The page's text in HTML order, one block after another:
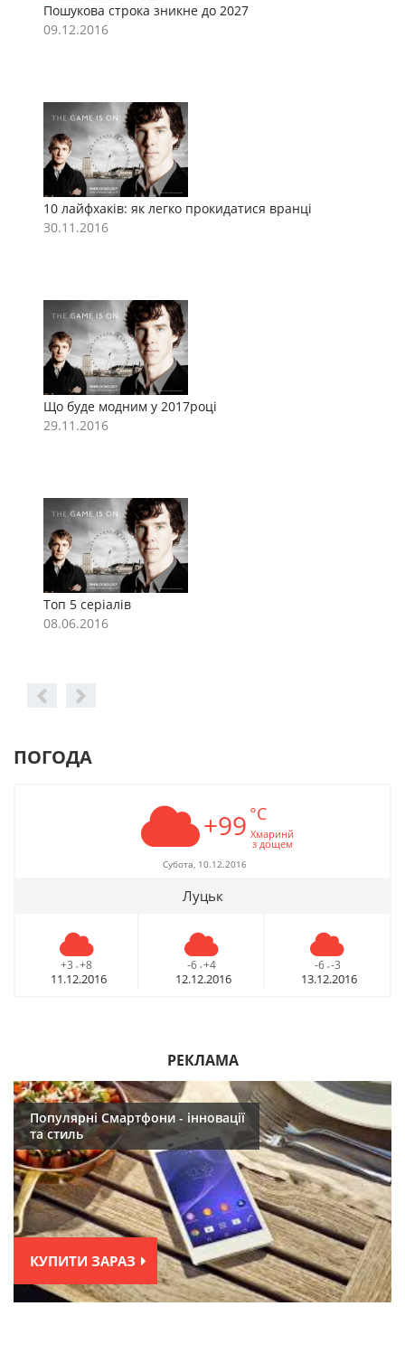
Пошукова строка зникне до 2027
09.12.2016
10 лайфхаків: як легко прокидатися вранці
30.11.2016
Що буде модним у 2017році
29.11.2016
Топ 5 серіалів
08.06.2016
ПОГОДА
+99 °C
Хмаринй
з дощем
Субота, 10.12.2016
Луцьк
+3 - +8
11.12.2016
-6 - +4
12.12.2016
-6 - -3
13.12.2016
РЕКЛАМА
Популярні Смартфони - інновації
та стиль
КУПИТИ ЗАРАЗ